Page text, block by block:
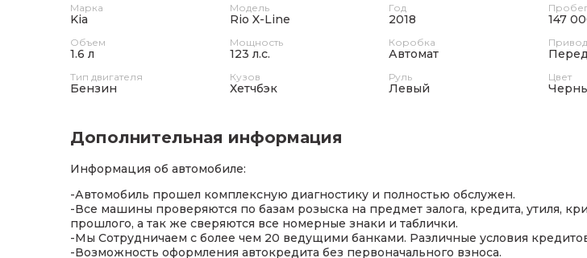
Марка
Kia
Модель
Rio X-Line
Год
2018 147
Объем
1.6 л
Мощность
123 л.с.
Коробка
Автомат
Привод
Тип двигателя
Бензин
Кузов
Хетчбэк
Руль
Левый
Цвет
Дополнительная информация
Информация об автомобиле:
-Автомобиль прошел комплексную диагностику и полностью обслужен.
-Все машины проверяются по базам розыска на предмет залога, кредита, утиля,
прошлого, а так же сверяются все номерные знаки и таблички.
-Мы Сотрудничаем с более чем 20 ведущими банками. Различные условия
-Возможность оформления автокредита без первоначального взноса.